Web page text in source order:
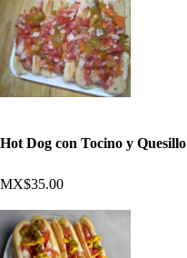
Hot Dog con Tocino y Quesillo
MX$35.00